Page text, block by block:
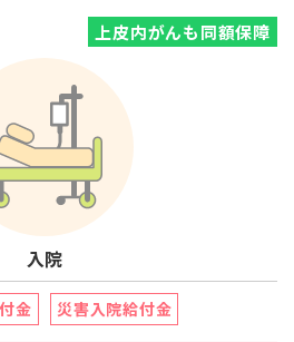
上皮内がんも同額保障
入院
金 災害入院給付金